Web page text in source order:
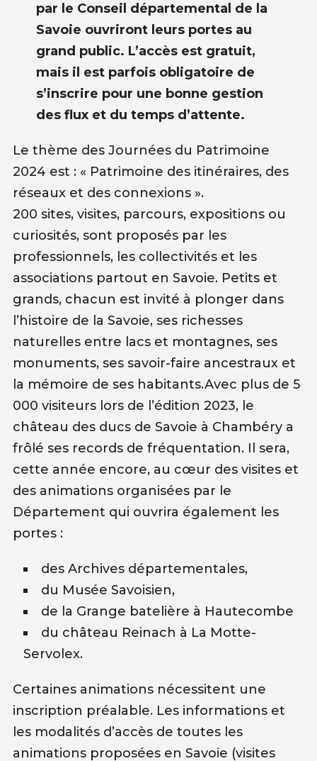
par le Conseil départemental de la
Savoie ouvriront leurs portes au
grand public. L’accès est gratuit,
mais il est parfois obligatoire de
s’inscrire pour une bonne gestion
des flux et du temps d’attente.
Le thème des Journées du Patrimoine
2024 est : « Patrimoine des itinéraires, des
réseaux et des connexions ».
200 sites, visites, parcours, expositions ou
curiosités, sont proposés par les
professionnels, les collectivités et les
associations partout en Savoie. Petits et
grands, chacun est invité à plonger dans
l’histoire de la Savoie, ses richesses
naturelles entre lacs et montagnes, ses
monuments, ses savoir-faire ancestraux et
la mémoire de ses habitants.Avec plus de 5
000 visiteurs lors de l’édition 2023, le
château des ducs de Savoie à Chambéry a
frôlé ses records de fréquentation. Il sera,
cette année encore, au cœur des visites et
des animations organisées par le
Département qui ouvrira également les
portes :
des Archives départementales,
du Musée Savoisien,
de la Grange batelière à Hautecombe
du château Reinach à La Motte-
Servolex.
Certaines animations nécessitent une
inscription préalable. Les informations et
les modalités d’accès de toutes les
animations proposées en Savoie (visites